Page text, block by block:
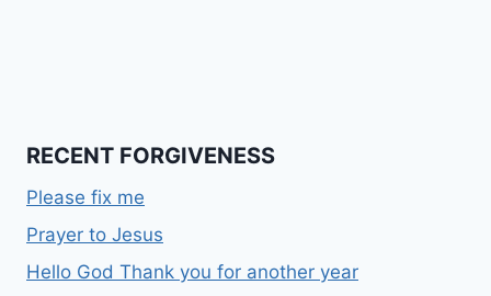
RECENT FORGIVENESS
Please fix me
Prayer to Jesus
Hello God Thank you for another year